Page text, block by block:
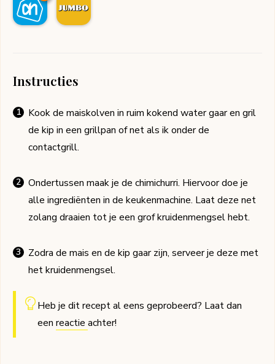
Instructies
Kook de maiskolven in ruim kokend water gaar en gril
de kip in een grillpan of net als ik onder de
contactgrill.
Ondertussen maak je de chimichurri. Hiervoor doe je
alle ingrediënten in de keukenmachine. Laat deze net
zolang draaien tot je een grof kruidenmengsel hebt.
Zodra de mais en de kip gaar zijn, serveer je deze met
het kruidenmengsel.
Heb je dit recept al eens geprobeerd? Laat dan
een reactie achter!